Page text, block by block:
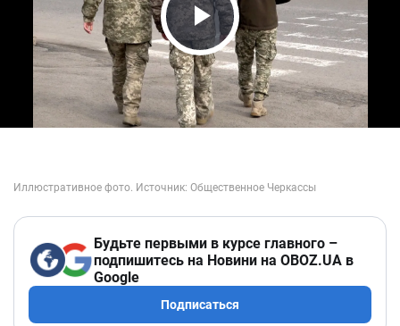
Play Video
Будьте первыми в курсе главного –
подпишитесь на Новини на OBOZ.UA в
Google
Подписаться